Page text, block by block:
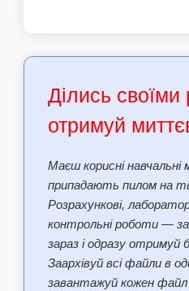
Ділись
отримуй
Маєш корисні навчальні
припадають пилом на
Розрахункові,
контрольні роботи —
зараз і одразу отримуй
Заархівуй всі файли в
завантажуй кожен файл